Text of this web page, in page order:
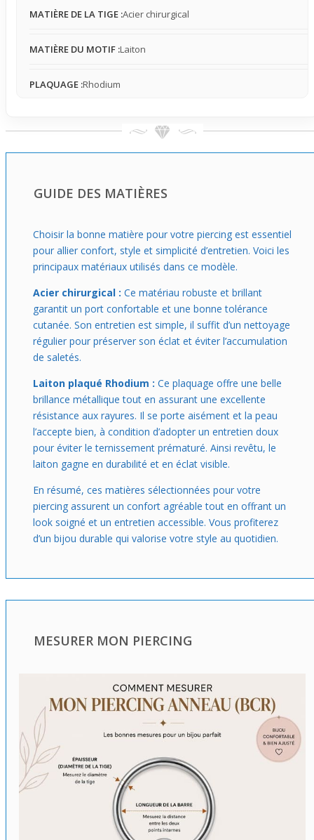
ont la peau sensible et souhaitent un bijou facile à
audacieux trouve parfaitement sa place dans un look
une touche de caractère simple à porter au quotidien
MATIÈRE DE LA TIGE :Acier chirurgical
MATIÈRE DU MOTIF :Laiton
PLAQUAGE :Rhodium
GUIDE DES MATIÈRES
Choisir la bonne matière pour votre piercing est essentiel
pour allier confort, style et simplicité d’entretien. Voici les
principaux matériaux utilisés dans ce modèle.
Acier chirurgical : Ce matériau robuste et brillant
garantit un port confortable et une bonne tolérance
cutanée. Son entretien est simple, il suffit d’un nettoyage
régulier pour préserver son éclat et éviter l’accumulation
de saletés.
Laiton plaqué Rhodium : Ce plaquage offre une belle
brillance métallique tout en assurant une excellente
résistance aux rayures. Il se porte aisément et la peau
l’accepte bien, à condition d’adopter un entretien doux
pour éviter le ternissement prématuré. Ainsi revêtu, le
laiton gagne en durabilité et en éclat visible.
En résumé, ces matières sélectionnées pour votre
piercing assurent un confort agréable tout en offrant un
look soigné et un entretien accessible. Vous profiterez
d’un bijou durable qui valorise votre style au quotidien.
MESURER MON PIERCING